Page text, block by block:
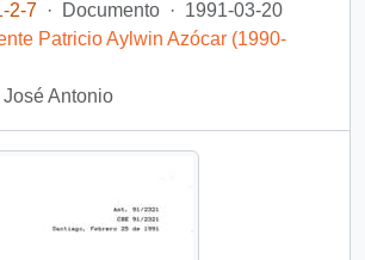
2-7 · Documento · 1991-03-20
Patricio Aylwin Azócar (1990-
Antonio